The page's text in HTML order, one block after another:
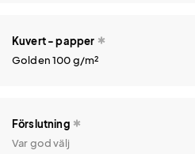
Kuvert - papper
Golden 100 g/m²
Förslutning
Var god välj